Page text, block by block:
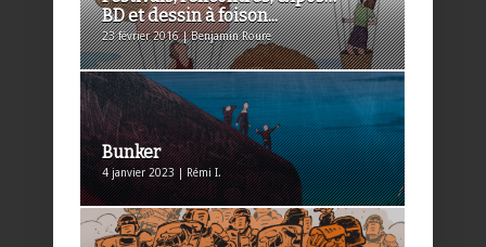
BD et dessin à foison...
23 février 2016 | Benjamin Roure
Bunker
4 janvier 2023 | Rémi I.